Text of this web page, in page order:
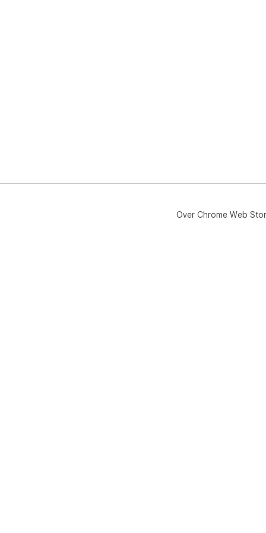
Over Chrome Web